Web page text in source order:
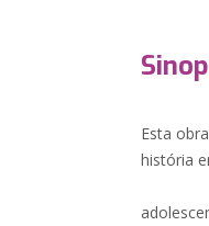
Esta
história